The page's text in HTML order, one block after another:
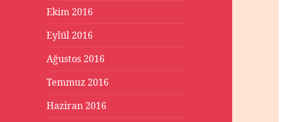
Ekim 2016
Eylül 2016
Ağustos 2016
Temmuz 2016
Haziran 2016